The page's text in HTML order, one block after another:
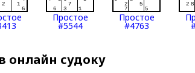
Простое
#5544
Простое
#4763
онлайн судоку